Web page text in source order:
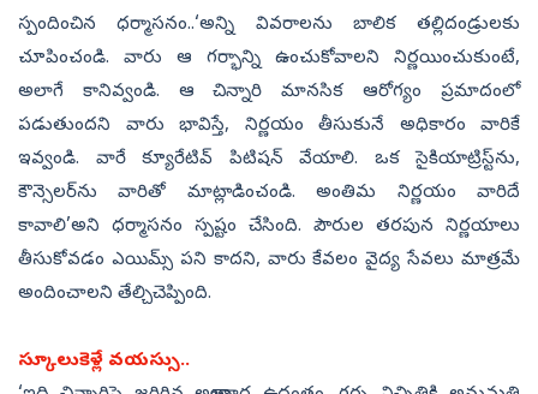
స్పందించిన ధర్మాసనం..‘అన్ని వివరాలను బాలిక తల్లిదండ్రులకు
చూపించండి. వారు ఆ గర్భాన్ని ఉంచుకోవాలని నిర్ణయించుకుంటే,
అలాగే కానివ్వండి. ఆ చిన్నారి మానసిక ఆరోగ్యం ప్రమాదంలో
పడుతుందని వారు భావిస్తే, నిర్ణయం తీసుకునే అధికారం వారికే
ఇవ్వండి. వారే క్యూరేటివ్‌ పిటిషన్‌ వేయాలి. ఒక సైకియాట్రిస్ట్‌ను,
కౌన్సెలర్‌ను వారితో మాట్లాడించండి. అంతిమ నిర్ణయం వారిదే
కావాలి’అని ధర్మాసనం స్పష్టం చేసింది. పౌరుల తరపున నిర్ణయాలు
తీసుకోవడం ఎయిమ్స్‌ పని కాదని, వారు కేవలం వైద్య సేవలు మాత్రమే
అందించాలని తేల్చిచెప్పింది.
స్కూలుకెళ్లే వయస్సు..